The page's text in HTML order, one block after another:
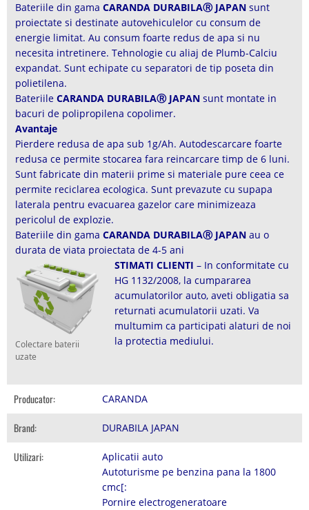
Bateriile din gama CARANDA DURABILAⓇ JAPAN sunt
proiectate si destinate autovehiculelor cu consum de
energie limitat. Au consum foarte redus de apa si nu
necesita intretinere. Tehnologie cu aliaj de Plumb-Calciu
expandat. Sunt echipate cu separatori de tip poseta din
polietilena.
Bateriile CARANDA DURABILAⓇ JAPAN sunt montate in
bacuri de polipropilena copolimer.
Avantaje
Pierdere redusa de apa sub 1g/Ah. Autodescarcare foarte
redusa ce permite stocarea fara reincarcare timp de 6 luni.
Sunt fabricate din materii prime si materiale pure ceea ce
permite reciclarea ecologica. Sunt prevazute cu supapa
laterala pentru evacuarea gazelor care minimizeaza
pericolul de explozie.
Bateriile din gama CARANDA DURABILAⓇ JAPAN au o
durata de viata proiectata de 4-5 ani
Colectare baterii
uzate
STIMATI CLIENTI – In conformitate cu
HG 1132/2008, la cumpararea
acumulatorilor auto, aveti obligatia sa
returnati acumulatorii uzati. Va
multumim ca participati alaturi de noi
la protectia mediului.
Producator: CARANDA
Brand: DURABILA JAPAN
Utilizari:
Aplicatii auto
Autoturisme pe benzina pana la 1800
cmc[:
Pornire electrogeneratoare